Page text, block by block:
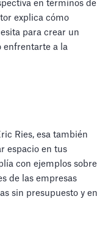
en términos de
explica cómo
para crear un
enfrentarte a la
Ries, esa también
espacio en tus
con ejemplos sobre
de las empresas
sin presupuesto y en